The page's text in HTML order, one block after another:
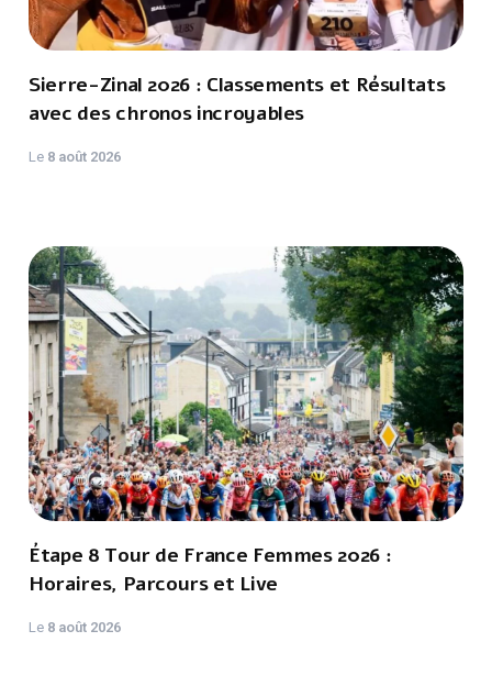
Sierre-Zinal 2026 : Classements et Résultats
avec des chronos incroyables
Le 8 août 2026
Étape 8 Tour de France Femmes 2026 :
Horaires, Parcours et Live
Le 8 août 2026